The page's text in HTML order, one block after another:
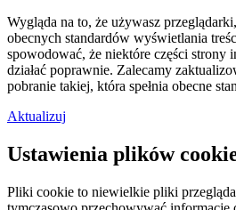
Wygląda na to, że używasz
obecnych standardów wyświetlania
spowodować, że niektóre części strony
działać poprawnie. Zalecamy
pobranie takiej, która spełnia obecne
Aktualizuj
Ustawienia plików
Pliki cookie to niewielkie pliki